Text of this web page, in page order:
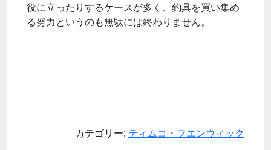
役に立ったりするケースが多く、釣具を買い集め
る努力というのも無駄には終わりません。
カテゴリー: ティムコ・フエンウィック